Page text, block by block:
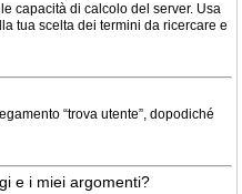
capacità di calcolo del server. Usa
tua scelta dei termini da ricercare e
“trova utente”, dopodiché
e i miei argomenti?